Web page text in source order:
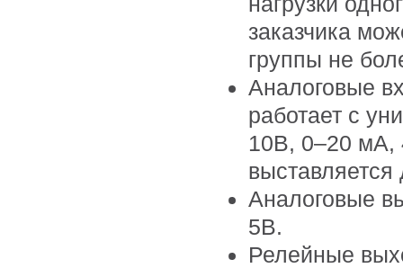
заказчика
группы не
Аналоговые
работает с
10В, 0–20 мА,
Аналоговые
5В.
Релейные